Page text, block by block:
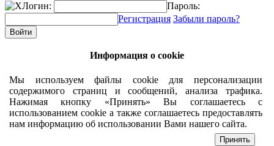
Логин:
Пароль:
Регистрация Забыли пароль?
Информация о cookie
Мы используем файлы cookie для персонализации
содержимого страниц и сообщений, анализа трафика.
Нажимая кнопку «Принять» Вы соглашаетесь с
использованием cookie а также соглашаетесь предоставлять
нам информацию об использовании Вами нашего сайта.
Принять